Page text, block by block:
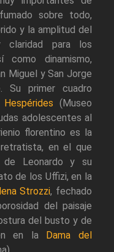
sobre todo,
y la amplitud del
claridad para los
como dinamismo,
Miguel y San Jorge
Su primer cuadro
Hespérides (Museo
adolescentes al
florentino es la
en el que
de Leonardo y su
de los Uffizi, en la
Strozzi, fechado
del paisaje
del busto y de
en la
Dama del